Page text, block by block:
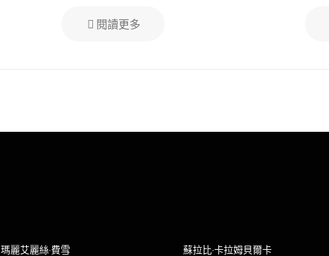
閱讀更多
瑪麗艾麗絲·費雪
蘇拉比·卡拉姆貝爾卡